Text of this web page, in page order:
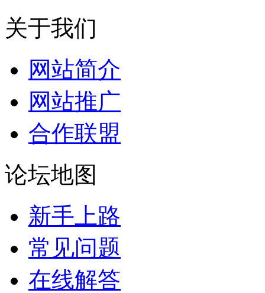
关于我们
网站简介
网站推广
合作联盟
论坛地图
新手上路
常见问题
在线解答